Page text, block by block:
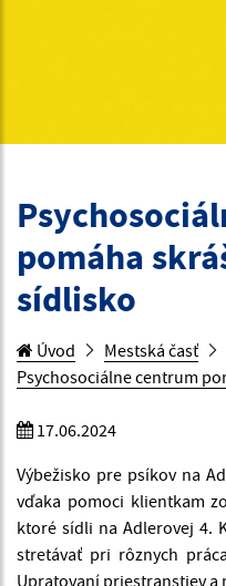
pomáha
sídlisko
Úvod Mestská časť
Psychosociálne centrum
17.06.2024
Výbežisko pre psíkov na
vďaka pomoci klientkam
ktoré sídli na Adlerovej 4.
stretávať pri rôznych
Upratovaní priestranstiev a